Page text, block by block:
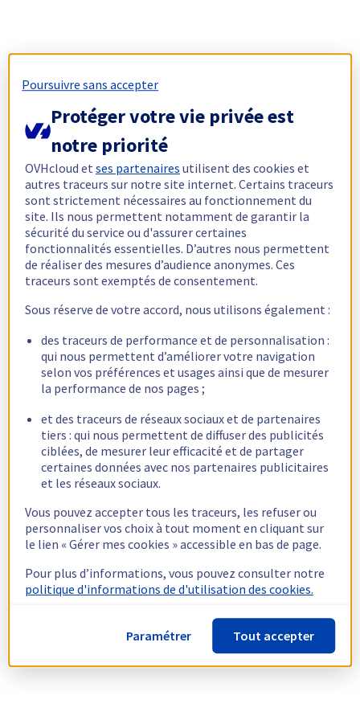
Poursuivre sans accepter
Protéger votre vie privée est
notre priorité
OVHcloud etses partenaires utilisent des cookies et
autres traceurs sur notre site internet. Certains traceurs
sont strictement nécessaires au fonctionnement du
site. Ils nous permettent notamment de garantir la
sécurité du service ou d'assurer certaines
fonctionnalités essentielles. D’autres nous permettent
de réaliser des mesures d’audience anonymes. Ces
traceurs sont exemptés de consentement.
Sous réserve de votre accord, nous utilisons également :
des traceurs de performance et de personnalisation :
qui nous permettent d’améliorer votre navigation
selon vos préférences et usages ainsi que de mesurer
la performance de nos pages ;
et des traceurs de réseaux sociaux et de partenaires
tiers : qui nous permettent de diffuser des publicités
ciblées, de mesurer leur efficacité et de partager
certaines données avec nos partenaires publicitaires
et les réseaux sociaux.
Vous pouvez accepter tous les traceurs, les refuser ou
personnaliser vos choix à tout moment en cliquant sur
le lien « Gérer mes cookies » accessible en bas de page.
Pour plus d’informations, vous pouvez consulter notre
politique d'informations de d'utilisation des cookies.
Paramétrer Tout accepter